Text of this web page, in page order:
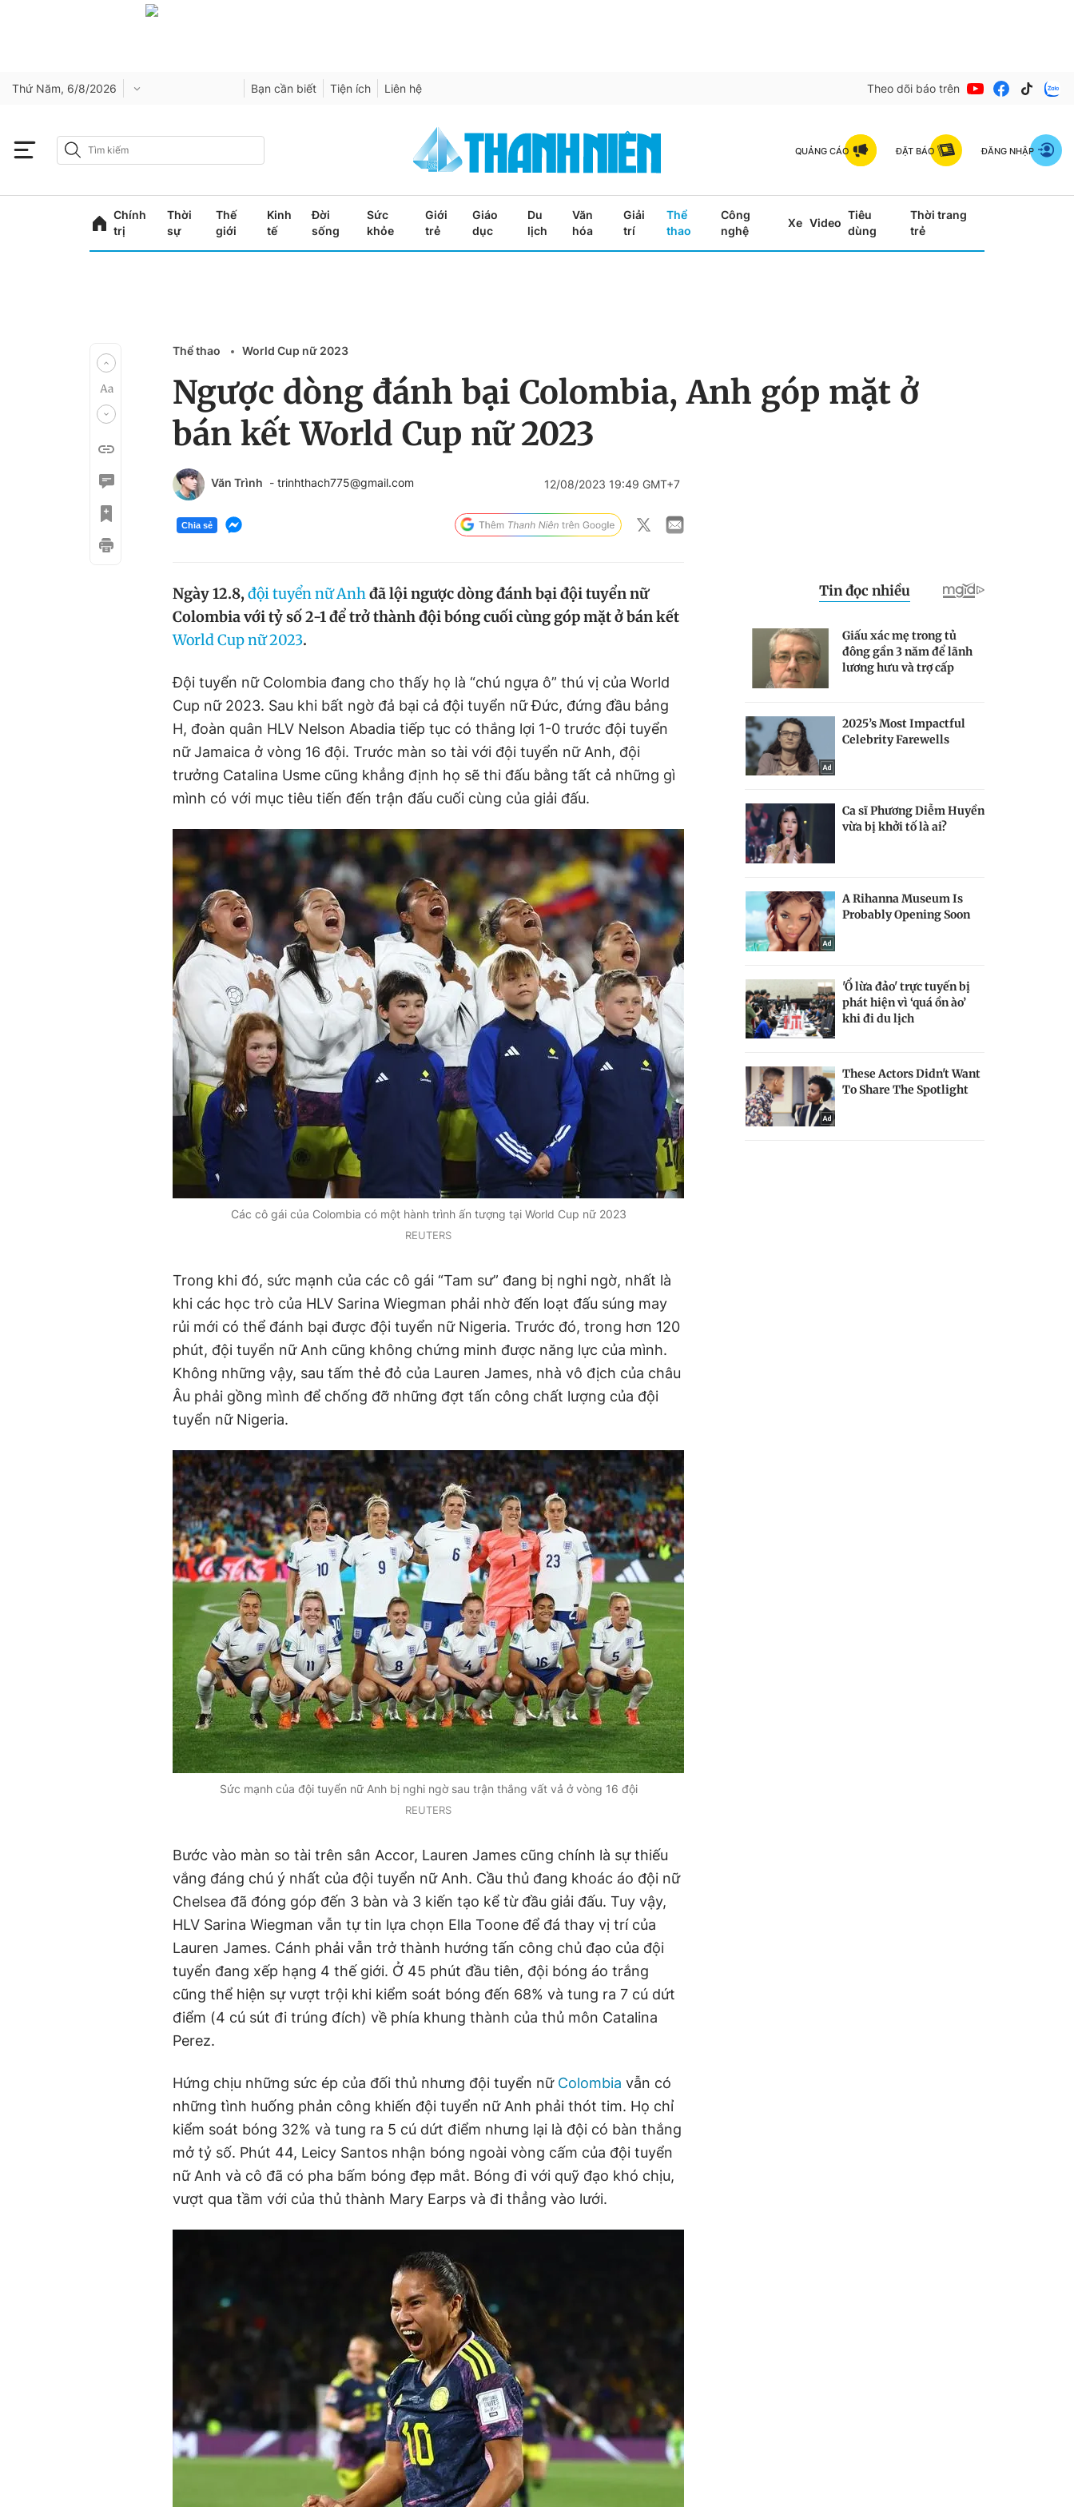
Thứ Năm, 6/8/2026 Bạn cần biết Tiện ích Liên hệ Theo dõi báo trên
QUẢNG CÁO ĐẶT BÁO ĐĂNG NHẬP
Chính
trị
Thời
sự
Thế
giới
Kinh
tế
Đời
sống
Sức
khỏe
Giới
trẻ
Giáo
dục
Du
lịch
Văn
hóa
Giải
trí
Thể
thao
Công
nghệ
Xe Video
Tiêu
dùng
Thời trang
trẻ
Thể thao World Cup nữ 2023
Ngược dòng đánh bại Colombia, Anh góp mặt ở
bán kết World Cup nữ 2023
Văn Trình - trinhthach775@gmail.com 12/08/2023 19:49 GMT+7
Chia sẻ
Ngày 12.8, đội tuyển nữ Anhđã lội ngược dòng đánh bại đội tuyển nữ
Colombia với tỷ số 2-1 để trở thành đội bóng cuối cùng góp mặt ở bán kết
World Cup nữ 2023.
Đội tuyển nữ Colombia đang cho thấy họ là “chú ngựa ô” thú vị của World
Cup nữ 2023. Sau khi bất ngờ đả bại cả đội tuyển nữ Đức, đứng đầu bảng
H, đoàn quân HLV Nelson Abadia tiếp tục có thắng lợi 1-0 trước đội tuyển
nữ Jamaica ở vòng 16 đội. Trước màn so tài với đội tuyển nữ Anh, đội
trưởng Catalina Usme cũng khẳng định họ sẽ thi đấu bằng tất cả những gì
mình có với mục tiêu tiến đến trận đấu cuối cùng của giải đấu.
Các cô gái của Colombia có một hành trình ấn tượng tại World Cup nữ 2023
REUTERS
Trong khi đó, sức mạnh của các cô gái “Tam sư” đang bị nghi ngờ, nhất là
khi các học trò của HLV Sarina Wiegman phải nhờ đến loạt đấu súng may
rủi mới có thể đánh bại được đội tuyển nữ Nigeria. Trước đó, trong hơn 120
phút, đội tuyển nữ Anh cũng không chứng minh được năng lực của mình.
Không những vậy, sau tấm thẻ đỏ của Lauren James, nhà vô địch của châu
Âu phải gồng mình để chống đỡ những đợt tấn công chất lượng của đội
tuyển nữ Nigeria.
Sức mạnh của đội tuyển nữ Anh bị nghi ngờ sau trận thắng vất vả ở vòng 16 đội
REUTERS
Bước vào màn so tài trên sân Accor, Lauren James cũng chính là sự thiếu
vắng đáng chú ý nhất của đội tuyển nữ Anh. Cầu thủ đang khoác áo đội nữ
Chelsea đã đóng góp đến 3 bàn và 3 kiến tạo kể từ đầu giải đấu. Tuy vậy,
HLV Sarina Wiegman vẫn tự tin lựa chọn Ella Toone để đá thay vị trí của
Lauren James. Cánh phải vẫn trở thành hướng tấn công chủ đạo của đội
tuyển đang xếp hạng 4 thế giới. Ở 45 phút đầu tiên, đội bóng áo trắng
cũng thể hiện sự vượt trội khi kiểm soát bóng đến 68% và tung ra 7 cú dứt
điểm (4 cú sút đi trúng đích) về phía khung thành của thủ môn Catalina
Perez.
Hứng chịu những sức ép của đối thủ nhưng đội tuyển nữColombia vẫn có
những tình huống phản công khiến đội tuyển nữ Anh phải thót tim. Họ chỉ
kiểm soát bóng 32% và tung ra 5 cú dứt điểm nhưng lại là đội có bàn thắng
mở tỷ số. Phút 44, Leicy Santos nhận bóng ngoài vòng cấm của đội tuyển
nữ Anh và cô đã có pha bấm bóng đẹp mắt. Bóng đi với quỹ đạo khó chịu,
vượt qua tầm với của thủ thành Mary Earps và đi thẳng vào lưới.